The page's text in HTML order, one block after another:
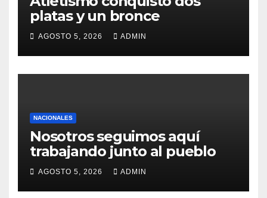
platas y un bronce
AGOSTO 5, 2026 ADMIN
NACIONALES
Nosotros seguimos aquí
trabajando junto al pueblo
AGOSTO 5, 2026 ADMIN